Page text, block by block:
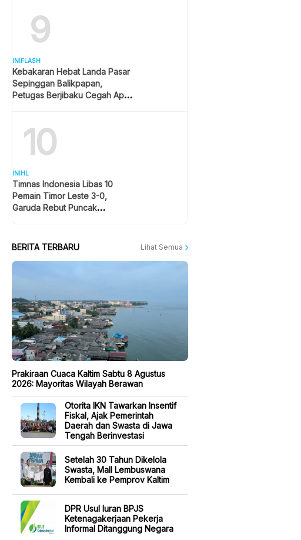
9
INIFLASH
Kebakaran Hebat Landa Pasar
Sepinggan Balikpapan,
Petugas Berjibaku Cegah Api
10
INIHL
Timnas Indonesia Libas 10
Pemain Timor Leste 3-0,
Garuda Rebut Puncak
BERITA TERBARU Lihat Semua
Prakiraan Cuaca Kaltim Sabtu 8 Agustus
2026: Mayoritas Wilayah Berawan
Otorita IKN Tawarkan Insentif
Fiskal, Ajak Pemerintah
Daerah dan Swasta di Jawa
Tengah Berinvestasi
Setelah 30 Tahun Dikelola
Swasta, Mall Lembuswana
Kembali ke Pemprov Kaltim
DPR Usul Iuran BPJS
Ketenagakerjaan Pekerja
Informal Ditanggung Negara